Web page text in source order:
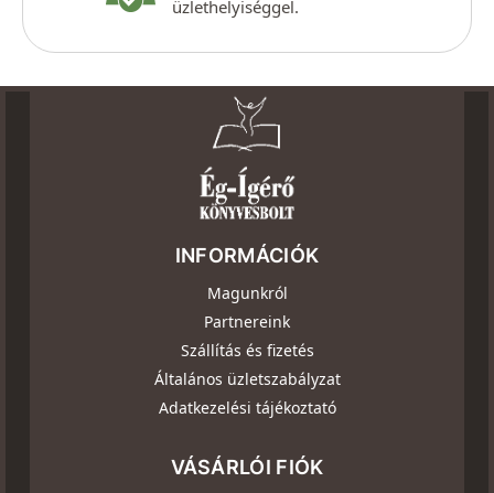
üzlethelyiséggel.
INFORMÁCIÓK
Magunkról
Partnereink
Szállítás és fizetés
Általános üzletszabályzat
Adatkezelési tájékoztató
VÁSÁRLÓI FIÓK